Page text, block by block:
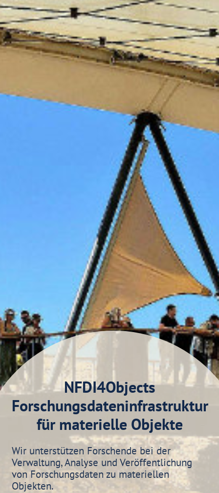
NFDI4Objects
Forschungsdateninfrastruktur
für materielle Objekte
Wir unterstützen Forschende bei der
Verwaltung, Analyse und Veröffentlichung
von Forschungsdaten zu materiellen
Objekten.